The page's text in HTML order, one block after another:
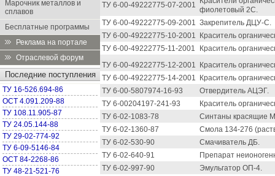
Марочник металлов и
сплавов
Бесплатные программы
Реклама на портале
Отраслевой форум
Последние поступления
ТУ 16-526.694-86
ОСТ 4.091.209-88
ТУ 108.11.905-87
ТУ 24.05.144-88
ТУ 29-02-774-92
ТУ 6-09-5146-84
ОСТ 84-2268-86
ТУ 48-21-521-76
ТУ 6-00-49222775-07-2001
фиолетовый 2С.
ТУ 6-00-49222775-09-2001 Закрепитель ДЦУ-С.
ТУ 6-00-49222775-10-2001
Краситель
ТУ 6-00-49222775-11-2001
Краситель
ТУ 6-00-49222775-12-2001
Краситель
ТУ 6-00-49222775-14-2001
Краситель
ТУ 6-00-5807974-16-93
Отвердитель АЦЭГ.
ТУ 6-00204197-241-93
Краситель
ТУ 6-02-1083-78
Синтаны красящие
ТУ 6-02-1360-87
Смола 134-276
ТУ 6-02-530-90
Смачиватель ДБ.
ТУ 6-02-640-91
Препарат
ТУ 6-02-997-90
Эмульгатор ОП-4.